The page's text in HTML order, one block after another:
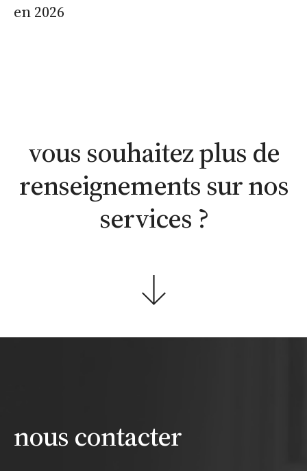
en 2026
vous souhaitez plus de
renseignements sur nos
services ?
nous contacter